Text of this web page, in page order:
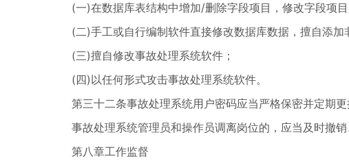
(一)在数据库表结构中增加/删除字段项目，修改字段项
(二)手工或自行编制软件直接修改数据库数据，擅自添加
(三)擅自修改事故处理系统软件；
(四)以任何形式攻击事故处理系统软件。
第三十二条事故处理系统用户密码应当严格保密并定期
事故处理系统管理员和操作员调离岗位的，应当及时撤
第八章工作监督